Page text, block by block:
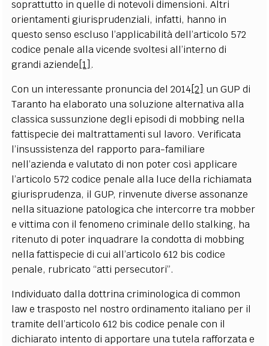
soprattutto in quelle di notevoli dimensioni. Altri
orientamenti giurisprudenziali, infatti, hanno in
questo senso escluso l’applicabilità dell’articolo 572
codice penale alla vicende svoltesi all’interno di
grandi aziende[1] .
Con un interessante pronuncia del 2014[2] un GUP di
Taranto ha elaborato una soluzione alternativa alla
classica sussunzione degli episodi di mobbing nella
fattispecie dei maltrattamenti sul lavoro. Verificata
l’insussistenza del rapporto para-familiare
nell’azienda e valutato di non poter così applicare
l’articolo 572 codice penale alla luce della richiamata
giurisprudenza, il GUP, rinvenute diverse assonanze
nella situazione patologica che intercorre tra mobber
e vittima con il fenomeno criminale dello stalking, ha
ritenuto di poter inquadrare la condotta di mobbing
nella fattispecie di cui all’articolo 612 bis codice
penale, rubricato “atti persecutori”.
Individuato dalla dottrina criminologica di common
law e trasposto nel nostro ordinamento italiano per il
tramite dell’articolo 612 bis codice penale con il
dichiarato intento di apportare una tutela rafforzata e